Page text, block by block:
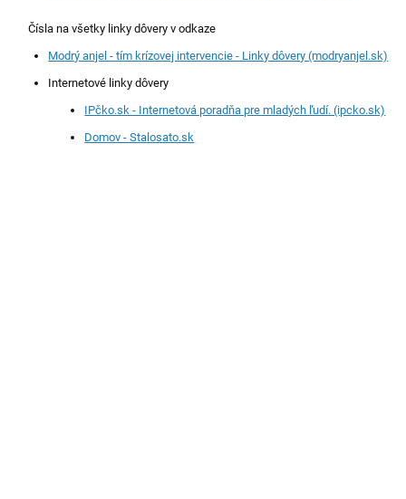
Čísla na všetky linky dôvery v odkaze
Modrý anjel - tím krízovej intervencie - Linky dôvery (modryanjel.sk)
Internetové linky dôvery
IPčko.sk - Internetová poradňa pre mladých ľudí. (ipcko.sk)
Domov - Stalosato.sk